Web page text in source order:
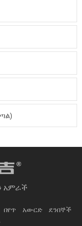
አምራች
በየጥ አውርድ
ደንበኞች